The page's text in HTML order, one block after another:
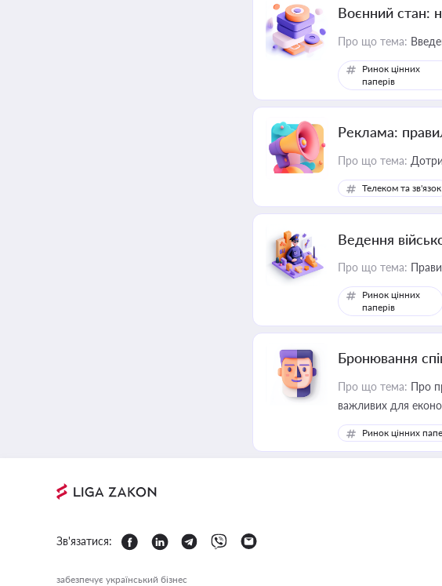
Воєнний стан:
Про що тема:
Ринок цінних
паперів
Реклама:
Про що тема:
Телеком та зв'язок
Ведення
Про що тема:
Ринок цінних
паперів
Бронювання
Про що тема: Про
важливих для
Ринок цінних
Зв'язатися:
забезпечує український бізнес